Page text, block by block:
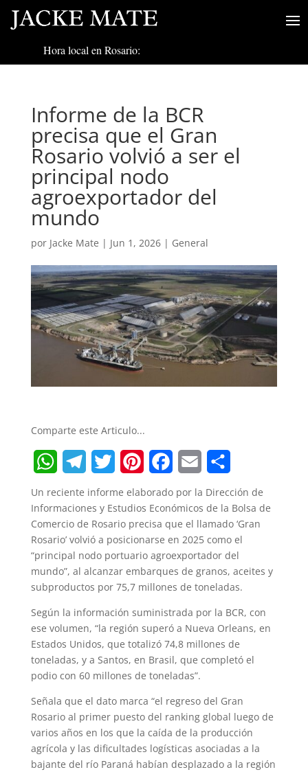
Hora local en Rosario:
Informe de la BCR
precisa que el Gran
Rosario volvió a ser el
principal nodo
agroexportador del
mundo
por Jacke Mate | Jun 1, 2026| General
Comparte este Articulo...
h
a
t
s
p
p
T
e
l
e
g
a
m
w
i
t
t
r
i
n
t
e
e
s
t
a
c
e
b
o
k
m
a
i
l
h
a
r
e
Un reciente informe elaborado por la Dirección de
Informaciones y Estudios Económicos de la Bolsa de
Comercio de Rosario precisa que el llamado ‘Gran
Rosario’ volvió a posicionarse en 2025 como el
“principal nodo portuario agroexportador del
mundo”, al alcanzar embarques de granos, aceites y
subproductos por 75,7 millones de toneladas.
Según la información suministrada por la BCR, con
ese volumen, “la región superó a Nueva Orleans, en
Estados Unidos, que totalizó 74,8 millones de
toneladas, y a Santos, en Brasil, que completó el
podio con 60 millones de toneladas”.
Señala que el dato marca “el regreso del Gran
Rosario al primer puesto del ranking global luego de
varios años en los que la caída de la producción
agrícola y las dificultades logísticas asociadas a la
bajante del río Paraná habían desplazado a la región